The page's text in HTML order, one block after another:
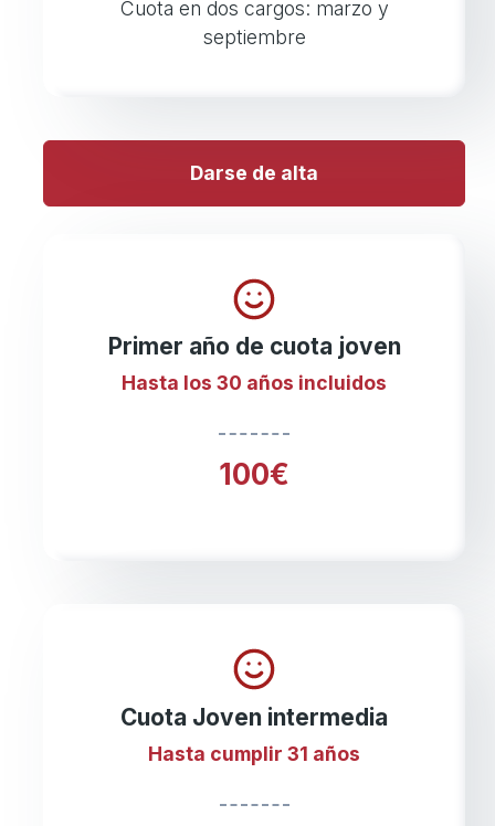
Cuota en dos cargos: marzo y
septiembre
Darse de alta
Primer año de cuota joven
Hasta los 30 años incluidos
100€
Cuota Joven intermedia
Hasta cumplir 31 años